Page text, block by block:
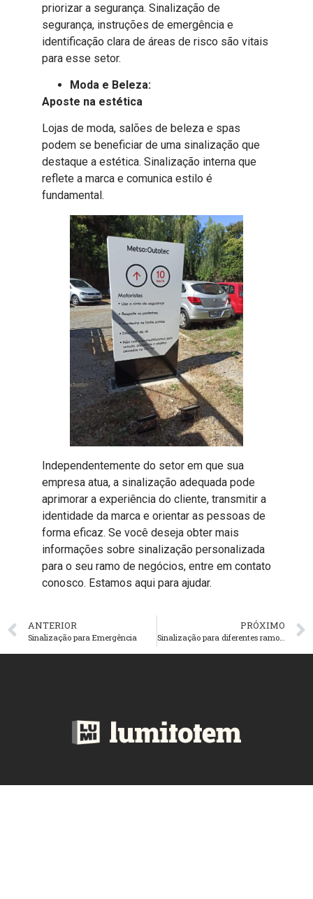
priorizar a segurança. Sinalização de
segurança, instruções de emergência e
identificação clara de áreas de risco são vitais
para esse setor.
Moda e Beleza:
Aposte na estética
Lojas de moda, salões de beleza e spas
podem se beneficiar de uma sinalização que
destaque a estética. Sinalização interna que
reflete a marca e comunica estilo é
fundamental.
Independentemente do setor em que sua
empresa atua, a sinalização adequada pode
aprimorar a experiência do cliente, transmitir a
identidade da marca e orientar as pessoas de
forma eficaz. Se você deseja obter mais
informações sobre sinalização personalizada
para o seu ramo de negócios, entre em contato
conosco. Estamos aqui para ajudar.
ANTERIOR
Sinalização para Emergência
PRÓXIMO
Sinalização para diferentes ramos de negócios – Parte 2